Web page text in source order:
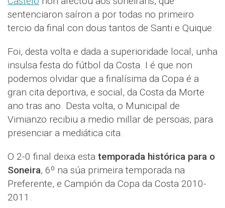
sentenciaron saíron a por todas no primeiro
tercio da final con dous tantos de Santi e Quique.
Foi, desta volta e dada a superioridade local, unha
insulsa festa do fútbol da Costa. I é que non
podemos olvidar que a finalísima da Copa é a
gran cita deportiva, e social, da Costa da Morte
ano tras ano. Desta volta, o Municipal de
Vimianzo recibiu a medio millar de persoas, para
presenciar a mediática cita.
O 2-0 final deixa esta temporada histórica para o
Soneira, 6º na súa primeira temporada na
Preferente, e Campión da Copa da Costa 2010-
2011.